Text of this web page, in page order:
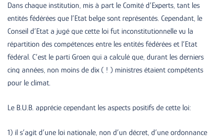
Dans chaque institution, mis à part le Comité d’Experts, tant les
entités fédérées que l’Etat belge sont représentés. Cependant, le
Conseil d’Etat a jugé que cette loi fut inconstitutionnelle vu la
répartition des compétences entre les entités fédérées et l’Etat
fédéral. C’est le parti Groen qui a calculé que, durant les derniers
cinq années, non moins de dix ( ! ) ministres étaient compétents
pour le climat.
Le B.U.B. apprécie cependant les aspects positifs de cette loi:
1) il s’agit d’une loi nationale, non d’un décret, d’une ordonnance